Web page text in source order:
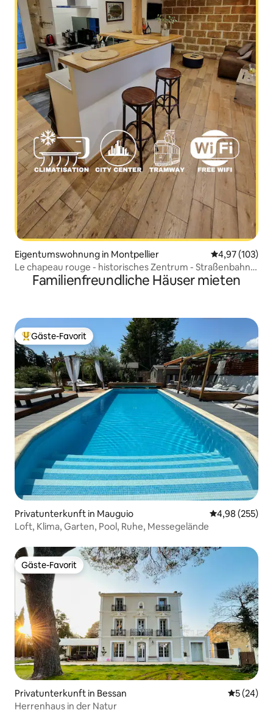
Eigentumswohnung in Montpellier
4,97 (103)
Le chapeau rouge - historisches Zentrum - Straßenbahn -
Klimaanlage
Familienfreundliche Häuser mieten
Beliebter Gäste-Favorit.
Gäste-Favorit
Privatunterkunft in Mauguio
4,98 (255)
Loft, Klima, Garten, Pool, Ruhe, Messegelände
Gäste-Favorit
Gäste-Favorit
Privatunterkunft in Bessan
5 (24)
Herrenhaus in der Natur